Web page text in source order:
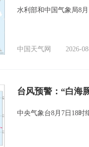
水利部和中国气象局8
中国天气网 2026-
台风预警：“白海
中央气象台8月7日18时